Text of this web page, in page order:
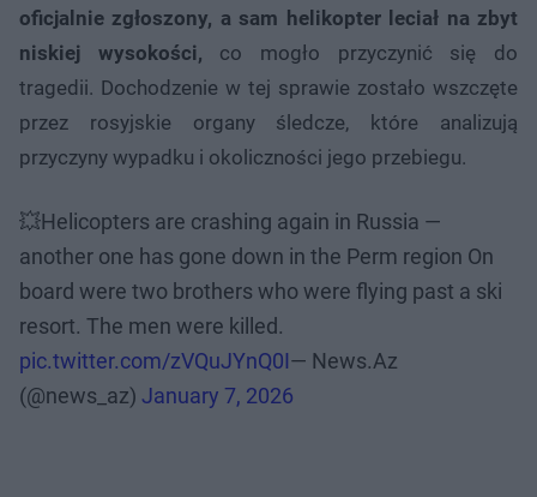
oficjalnie zgłoszony, a sam helikopter leciał na zbyt
niskiej wysokości, co mogło przyczynić się do
tragedii. Dochodzenie w tej sprawie zostało wszczęte
przez rosyjskie organy śledcze, które analizują
przyczyny wypadku i okoliczności jego przebiegu.
💥Helicopters are crashing again in Russia —
another one has gone down in the Perm region On
board were two brothers who were flying past a ski
resort. The men were killed.
pic.twitter.com/zVQuJYnQ0I— News.Az
(@news_az) January 7, 2026